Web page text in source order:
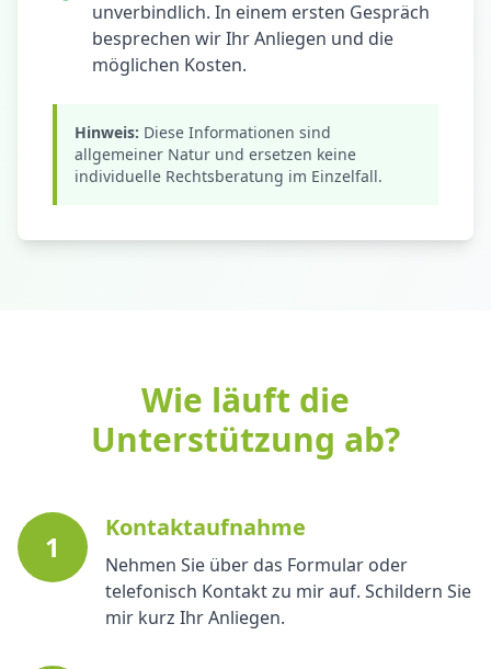
unverbindlich. In einem ersten Gespräch
besprechen wir Ihr Anliegen und die
möglichen Kosten.
Hinweis: Diese Informationen sind
allgemeiner Natur und ersetzen keine
individuelle Rechtsberatung im Einzelfall.
Wie läuft die
Unterstützung ab?
1
Kontaktaufnahme
Nehmen Sie über das Formular oder
telefonisch Kontakt zu mir auf. Schildern Sie
mir kurz Ihr Anliegen.